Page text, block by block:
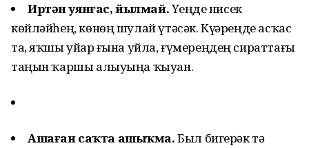
Иртән уянғас, йылмай.Үҙеңде нисек
көйләйһең, көнөң шулай үтәсәк. Күҙҙәреңде асҡас
та, яҡшы уйҙар ғына уйла, ғүмереңдең сираттағы
таңын ҡаршы алыуыңа ҡыуан.
Ашаған саҡта ашыҡма.Был бигерәк тә